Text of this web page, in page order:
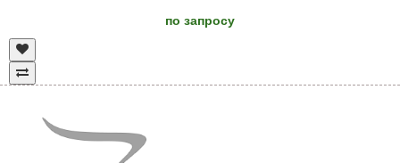
по запросу